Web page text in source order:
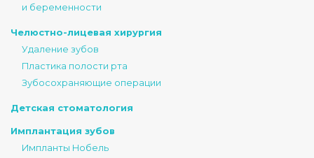
и беременности
Челюстно-лицевая хирургия
Удаление зубов
Пластика полости рта
Зубосохраняющие операции
Детская стоматология
Имплантация зубов
Импланты Нобель